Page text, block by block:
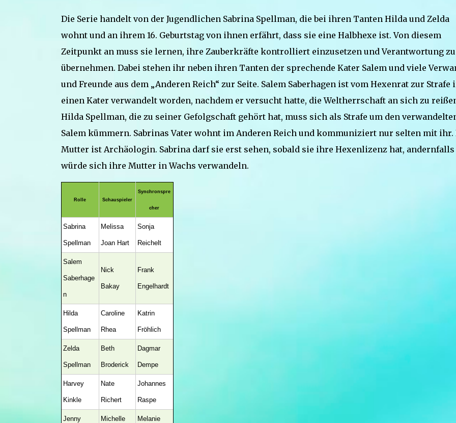
Die Serie handelt von der Jugendlichen Sabrina Spellman, die bei ihren Tanten Hilda und Zelda
wohnt und an ihrem 16. Geburtstag von ihnen erfährt, dass sie eine Halbhexe ist. Von diesem
Zeitpunkt an muss sie lernen, ihre Zauberkräfte kontrolliert einzusetzen und Verantwortung zu
übernehmen. Dabei stehen ihr neben ihren Tanten der sprechende Kater Salem und viele
und Freunde aus dem „Anderen Reich“ zur Seite. Salem Saberhagen ist vom Hexenrat zur Strafe
einen Kater verwandelt worden, nachdem er versucht hatte, die Weltherrschaft an sich zu
Hilda Spellman, die zu seiner Gefolgschaft gehört hat, muss sich als Strafe um den
Salem kümmern. Sabrinas Vater wohnt im Anderen Reich und kommuniziert nur selten mit ihr.
Mutter ist Archäologin. Sabrina darf sie erst sehen, sobald sie ihre Hexenlizenz hat, andernfalls
würde sich ihre Mutter in Wachs verwandeln.
Rolle Schauspieler
Synchronspre
cher
Sabrina
Spellman
Melissa
Joan Hart
Sonja
Reichelt
Salem
Saberhage
n
Nick
Bakay
Frank
Engelhardt
Hilda
Spellman
Caroline
Rhea
Katrin
Fröhlich
Zelda
Spellman
Beth
Broderick
Dagmar
Dempe
Harvey
Kinkle
Nate
Richert
Johannes
Raspe
Jenny Michelle Melanie